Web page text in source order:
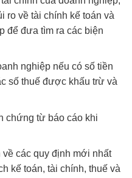
ro về tài chính kế toán và
để đưa tìm ra các biện
nghiệp nếu có số tiền
số thuế được khấu trừ và
chứng từ báo cáo khi
các quy định mới nhất
kế toán, tài chính, thuế và